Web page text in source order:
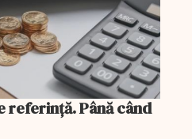
referință. Până când